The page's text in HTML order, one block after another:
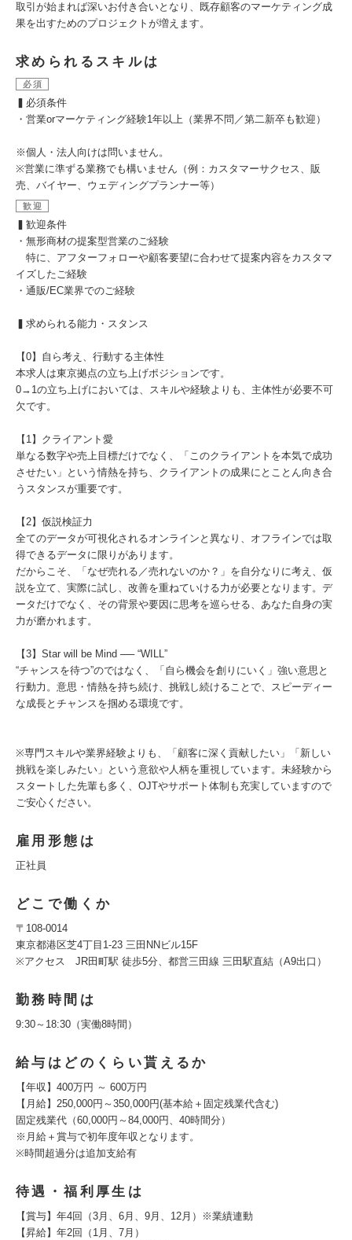
取引が始まれば深いお付き合いとなり、既存顧客のマーケティング成
果を出すためのプロジェクトが増えます。
求められるスキルは
必須
▍必須条件
・営業orマーケティング経験1年以上（業界不問／第二新卒も歓迎）
※個人・法人向けは問いません。
※営業に準ずる業務でも構いません（例：カスタマーサクセス、販
売、バイヤー、ウェディングプランナー等）
歓迎
▍歓迎条件
・無形商材の提案型営業のご経験
特に、アフターフォローや顧客要望に合わせて提案内容をカスタマ
イズしたご経験
・通販/EC業界でのご経験
▍求められる能力・スタンス
【0】自ら考え、行動する主体性
本求人は東京拠点の立ち上げポジションです。
0→1の立ち上げにおいては、スキルや経験よりも、主体性が必要不可
欠です。
【1】クライアント愛
単なる数字や売上目標だけでなく、「このクライアントを本気で成功
させたい」という情熱を持ち、クライアントの成果にとことん向き合
うスタンスが重要です。
【2】仮説検証力
全てのデータが可視化されるオンラインと異なり、オフラインでは取
得できるデータに限りがあります。
だからこそ、「なぜ売れる／売れないのか？」を自分なりに考え、仮
説を立て、実際に試し、改善を重ねていける力が必要となります。デ
ータだけでなく、その背景や要因に思考を巡らせる、あなた自身の実
力が磨かれます。
【3】Star will be Mind ── “WILL”
“チャンスを待つ”のではなく、「自ら機会を創りにいく」強い意思と
行動力。意思・情熱を持ち続け、挑戦し続けることで、スピーディー
な成長とチャンスを掴める環境です。
※専門スキルや業界経験よりも、「顧客に深く貢献したい」「新しい
挑戦を楽しみたい」という意欲や人柄を重視しています。未経験から
スタートした先輩も多く、OJTやサポート体制も充実していますので
ご安心ください。
雇用形態は
正社員
どこで働くか
〒108-0014
東京都港区芝4丁目1‐23 三田NNビル15F
※アクセス JR田町駅 徒歩5分、都営三田線 三田駅直結（A9出口）
勤務時間は
9:30～18:30（実働8時間）
給与はどのくらい貰えるか
【年収】400万円 ～ 600万円
【月給】250,000円～350,000円(基本給＋固定残業代含む)
固定残業代（60,000円～84,000円、40時間分）
※月給＋賞与で初年度年収となります。
※時間超過分は追加支給有
待遇・福利厚生は
【賞与】年4回（3月、6月、9月、12月）※業績連動
【昇給】年2回（1月、7月）